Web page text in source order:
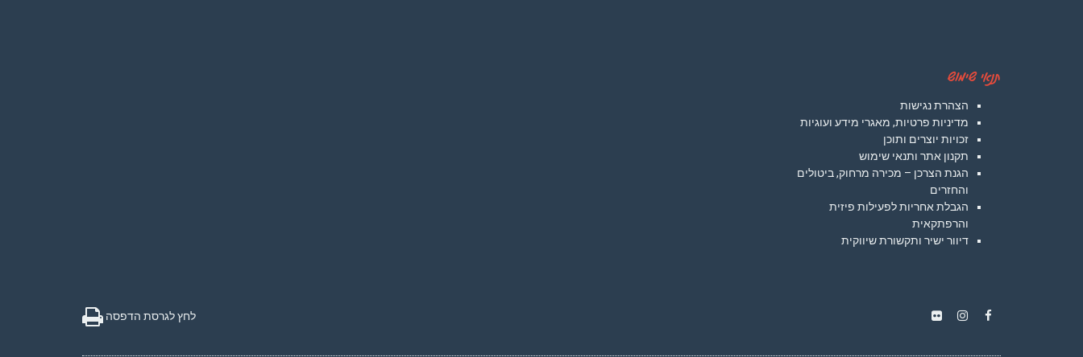
תנאי שימוש
הצהרת נגישות
מדיניות פרטיות, מאגרי מידע ועוגיות
זכויות יוצרים ותוכן
תקנון אתר ותנאי שימוש
הגנת הצרכן – מכירה מרחוק, ביטולים
והחזרים
הגבלת אחריות לפעילות פיזית
והרפתקאית
דיוור ישיר ותקשורת שיווקית
לחץ לגרסת הדפסה